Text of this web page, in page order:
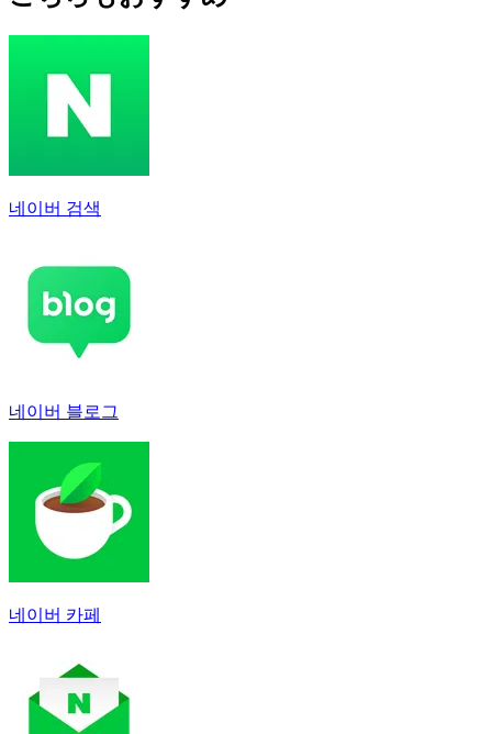
네이버 검색
네이버 블로그
네이버 카페